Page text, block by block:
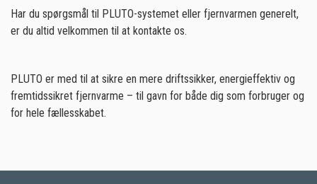
Har du spørgsmål til PLUTO-systemet eller fjernvarmen generelt,
er du altid velkommen til at kontakte os.
PLUTO er med til at sikre en mere driftssikker, energieffektiv og
fremtidssikret fjernvarme – til gavn for både dig som forbruger og
for hele fællesskabet.